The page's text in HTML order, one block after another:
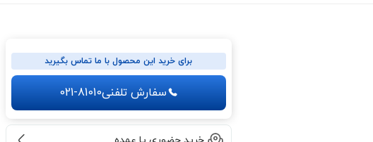
برای خرید این محصول با ما تماس بگیرید
سفارش تلفنی021-81010